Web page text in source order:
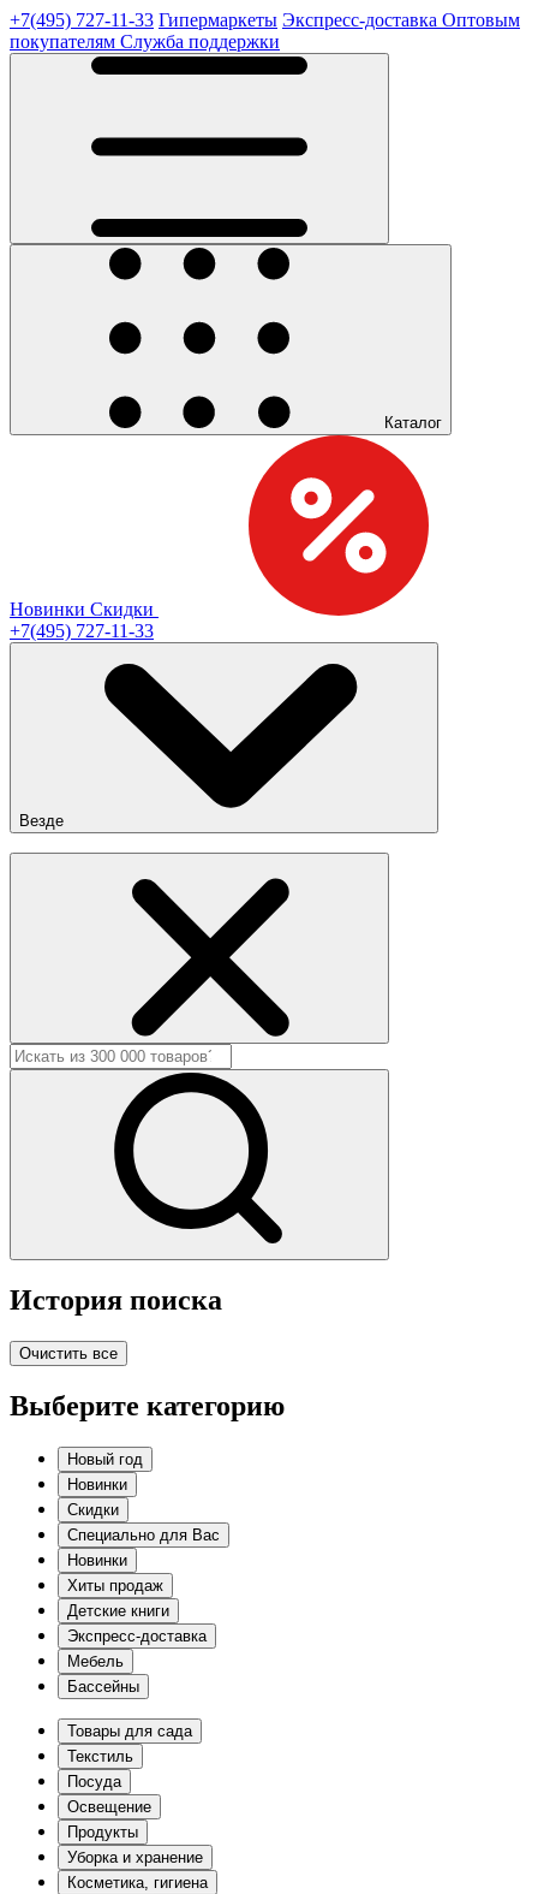
+7(495) 727-11-33 Гипермаркеты Экспресс-доставка Оптовым
покупателям Служба поддержки
Каталог
Новинки Скидки
+7(495) 727-11-33
Везде
История поиска
Очистить все
Выберите категорию
Новый год
Новинки
Скидки
Специально для Вас
Новинки
Хиты продаж
Детские книги
Экспресс-доставка
Мебель
Бассейны
Товары для сада
Текстиль
Посуда
Освещение
Продукты
Уборка и хранение
Косметика, гигиена